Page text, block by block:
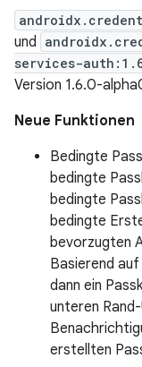
und
services-
Version 1.6.0-
Neue Funktionen
Bedingte
bedingte
bedingte
bedingte
bevorzugten
Basierend
dann ein
unteren
erstellten